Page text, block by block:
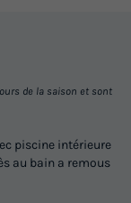
de la saison et sont
piscine intérieure
au bain a remous